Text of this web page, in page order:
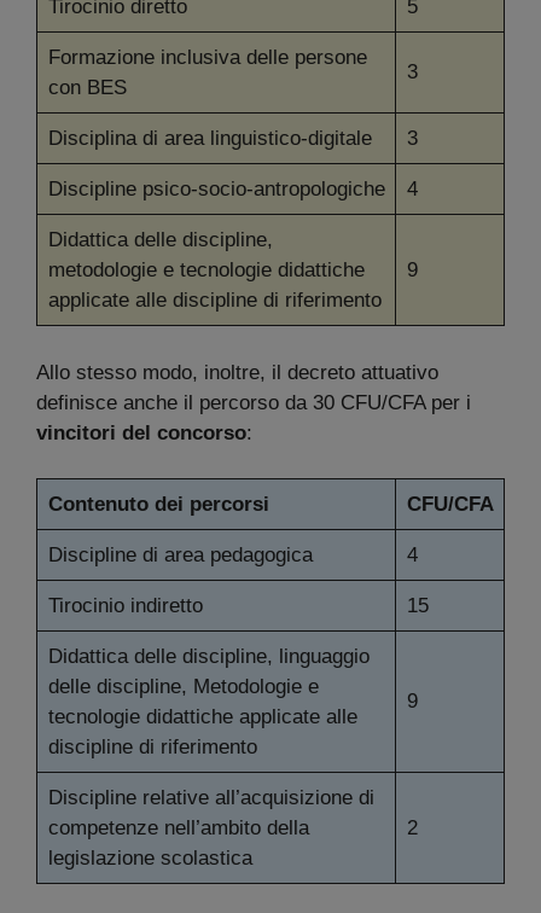
Tirocinio diretto 5
Formazione inclusiva delle persone
con BES
3
Disciplina di area linguistico-digitale 3
Discipline psico-socio-antropologiche 4
Didattica delle discipline,
metodologie e tecnologie didattiche
applicate alle discipline di riferimento
9
Allo stesso modo, inoltre, il decreto attuativo
definisce anche il percorso da 30 CFU/CFA per i
vincitori del concorso:
Contenuto dei percorsi CFU/CFA
Discipline di area pedagogica 4
Tirocinio indiretto 15
Didattica delle discipline, linguaggio
delle discipline, Metodologie e
tecnologie didattiche applicate alle
discipline di riferimento
9
Discipline relative all’acquisizione di
competenze nell’ambito della
legislazione scolastica
2